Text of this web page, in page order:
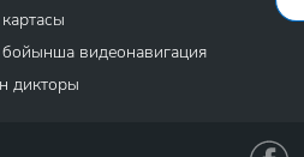
бойынша видеонавигация
дикторы